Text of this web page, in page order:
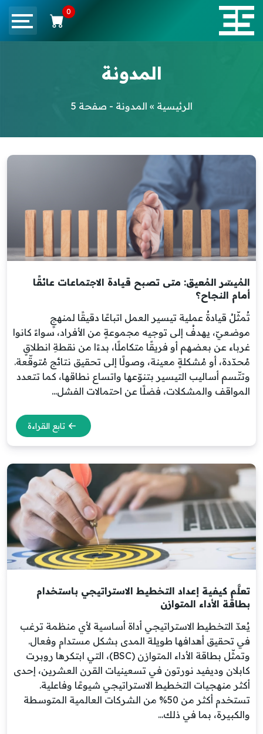
0
المدونة
الرئيسية » المدونة - صفحة 5
المُيسّر المُعيق: متى تصبح قيادة الاجتماعات عائقًا
أمام النجاح؟
تُمثّلُ قيادةُ عملية تيسير العمل اتباعًا دقيقًا لمنهجٍ
موضعيّ، يهدفُ إلى توجيه مجموعةٍ من الأفراد، سواءً كانوا
غرباء عن بعضهم أو فريقًا متكاملًا، بدءًا من نقطةِ انطلاقٍ
مُحدّدة، أو مُشكلةٍ معينة، وصولًا إلى تحقيق نتائج مُتوقّعة.
وتتّسم أساليب التيسير بتنوّعها واتساع نطاقها، كما تتعدد
المواقف والمشكلات، فضلًا عن احتمالات الفشل...
تابع القراءة
تعلَّم كيفية إعداد التخطيط الاستراتيجي باستخدام
بطاقة الأداء المتوازن
يُعدّ التخطيط الاستراتيجي أداة أساسية لأي منظمة ترغب
في تحقيق أهدافها طويلة المدى بشكل مستدام وفعال.
وتمثّل بطاقة الأداء المتوازن (BSC)، التي ابتكرها روبرت
كابلان وديفيد نورتون في تسعينيات القرن العشرين، إحدى
أكثر منهجيات التخطيط الاستراتيجي شيوعًا وفاعلية.
تستخدم أكثر من 50% من الشركات العالمية المتوسطة
والكبيرة، بما في ذلك...